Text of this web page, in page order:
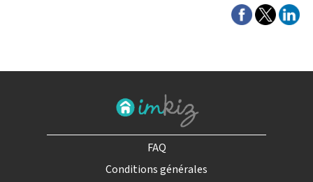
FAQ
Conditions générales